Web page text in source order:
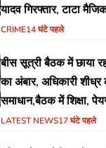
यादव गिरफ्तार, टाटा
CRIME14 घंटे पहले
बीस सूत्री बैठक में छाया
का अंबार, अधिकारी
समाधान,बैठक में शिक्षा,
जलजमाव,आवास ,व
LATEST NEWS17 घंटे पहले